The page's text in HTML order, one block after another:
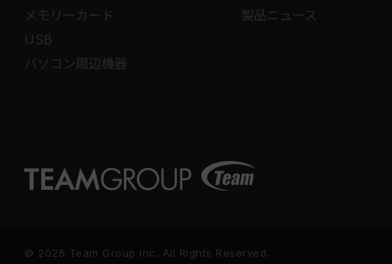
メモリーカード
USB
パソコン周辺機器
製品ニュース
© 2026 Team Group Inc. All Rights Reserved.